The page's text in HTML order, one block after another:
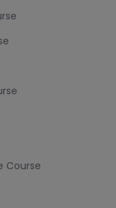
Course